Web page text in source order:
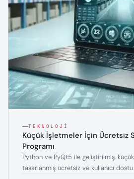
TEKNOLOJI
Küçük İşletmeler İçin Ücretsiz
Programı
Python ve PyQt5 ile geliştirilmiş,
tasarlanmış ücretsiz ve kullanıcı